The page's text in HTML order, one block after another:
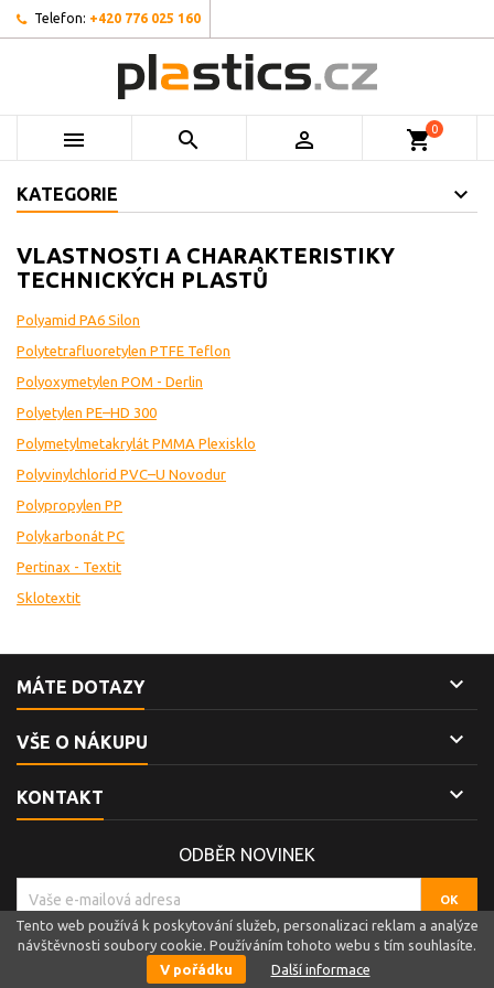
Telefon: +420 776 025 160
   shopping_cart0
KATEGORIE
VLASTNOSTI A CHARAKTERISTIKY
TECHNICKÝCH PLASTŮ
Polyamid PA6 Silon
Polytetrafluoretylen PTFE Teflon
Polyoxymetylen POM - Derlin
Polyetylen PE–HD 300
Polymetylmetakrylát PMMA Plexisklo
Polyvinylchlorid PVC–U Novodur
Polypropylen PP
Polykarbonát PC
Pertinax - Textit
Sklotextit
MÁTE DOTAZY 
VŠE O NÁKUPU 
KONTAKT 
ODBĚR NOVINEK
© Copyright 2019 Sagita Trade s.r.o.. All Rights Reserved.
Tento web používá k poskytování služeb, personalizaci reklam a analýze
návštěvnosti soubory cookie. Používáním tohoto webu s tím souhlasíte.
V pořádku
Další informace